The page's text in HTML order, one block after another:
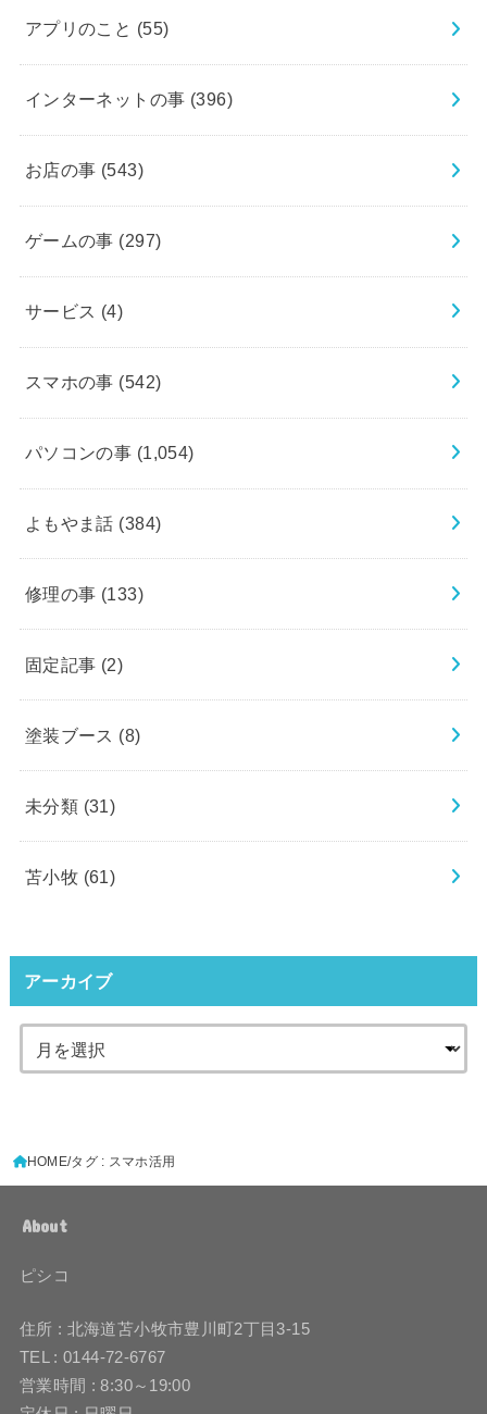
アプリのこと (55)
インターネットの事 (396)
お店の事 (543)
ゲームの事 (297)
サービス (4)
スマホの事 (542)
パソコンの事 (1,054)
よもやま話 (384)
修理の事 (133)
固定記事 (2)
塗装ブース (8)
未分類 (31)
苫小牧 (61)
アーカイブ
HOME タグ : スマホ活用
About
ピシコ
住所 : 北海道苫小牧市豊川町2丁目3-15
TEL : 0144-72-6767
営業時間 : 8:30～19:00